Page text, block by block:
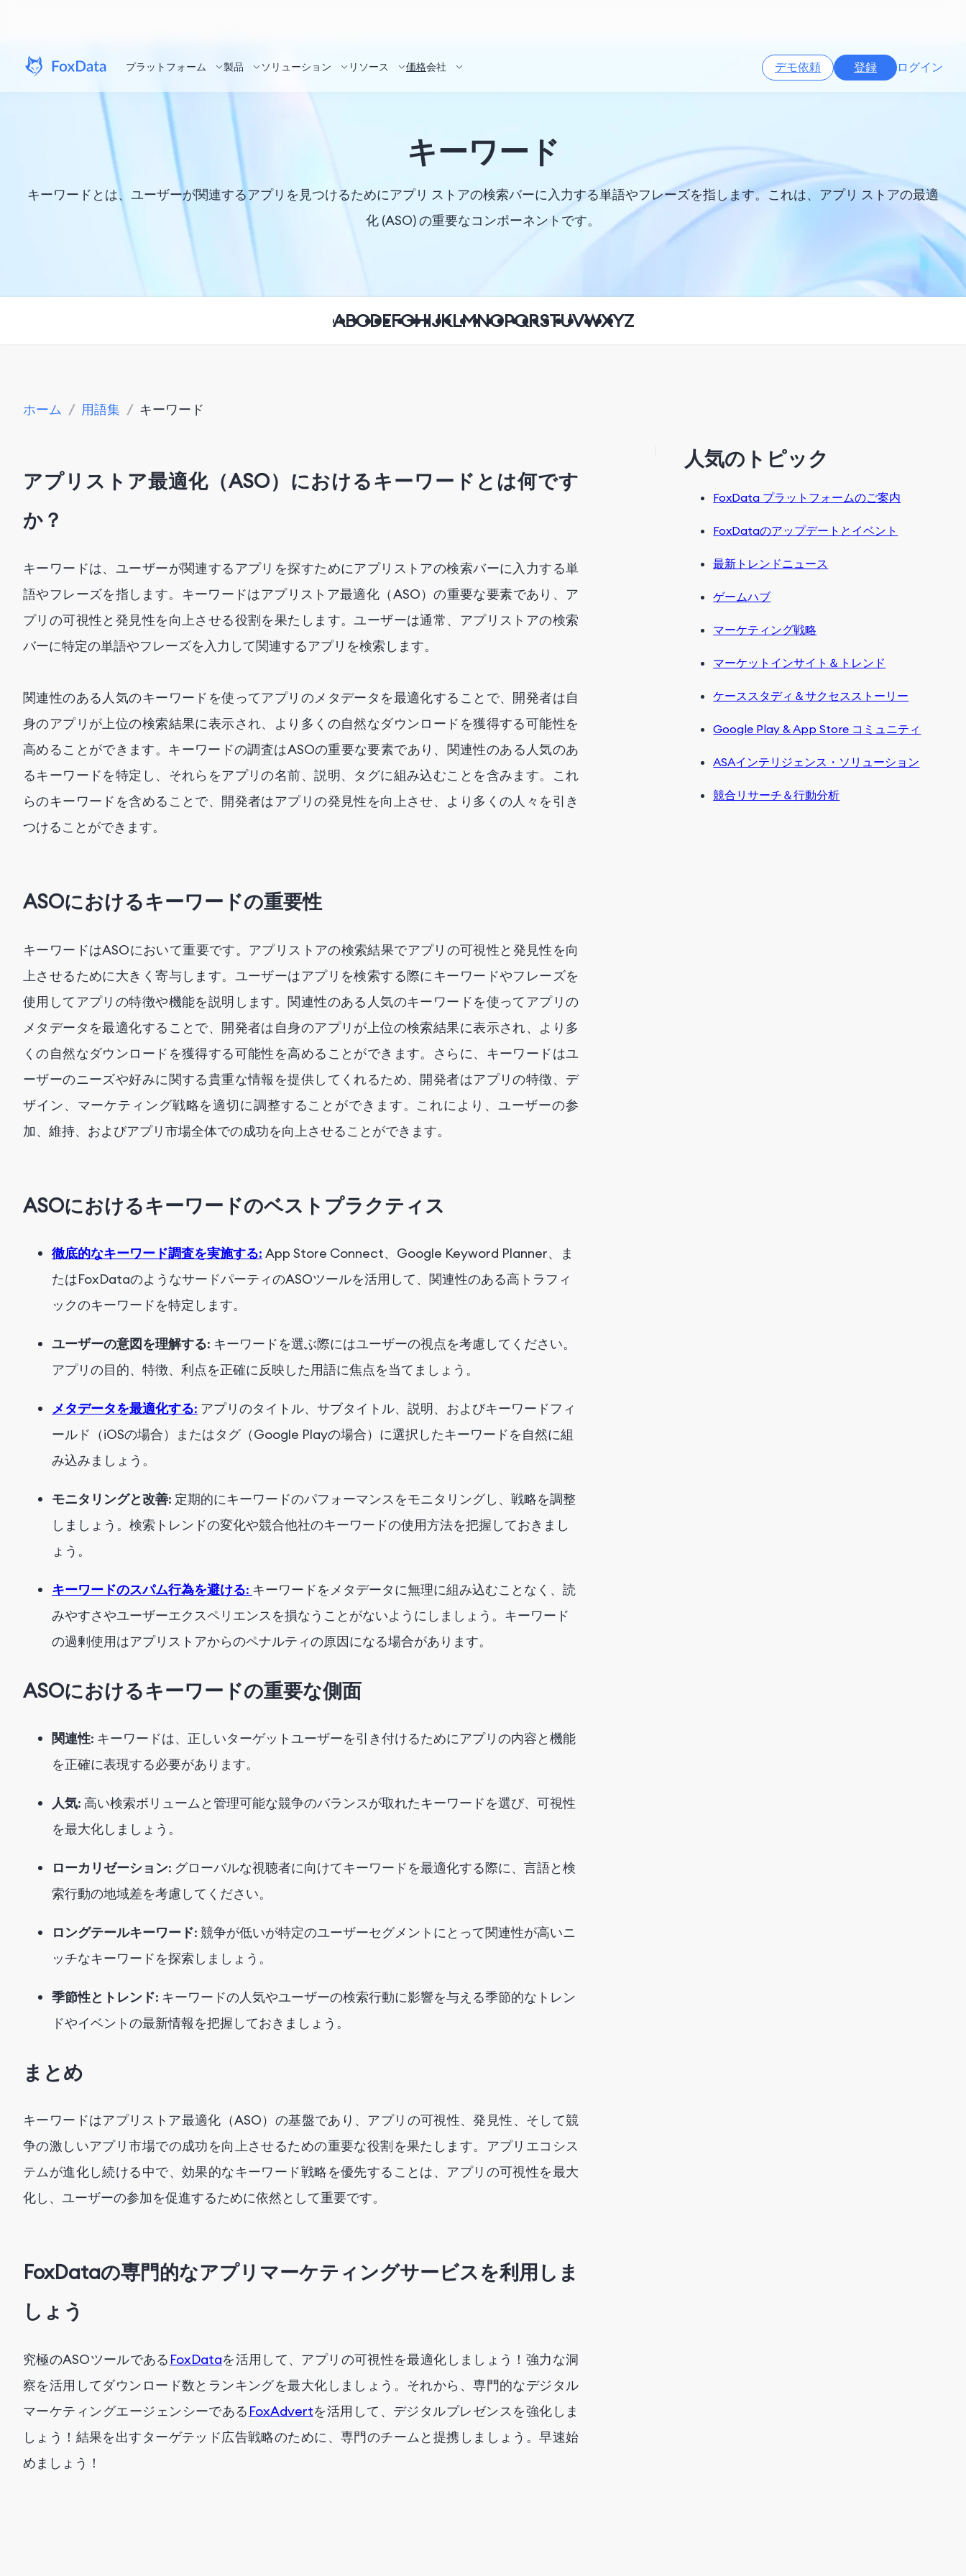
プラットフォーム 製品 ソリューション リソース 価格会社 デモ依頼 登録 ログイン
キーワード
キーワードとは、ユーザーが関連するアプリを見つけるためにアプリ ストアの検索バーに入力する単語やフレーズを指します。これは、アプリ ストアの最適
化 (ASO) の重要なコンポーネントです。
ABCDEFGHIJKLMNOPQRSTUVWXYZ
ホーム / 用語集 / キーワード
アプリストア最適化（ASO）におけるキーワードとは何です
か？
キーワードは、ユーザーが関連するアプリを探すためにアプリストアの検索バーに入力する単
語やフレーズを指します。キーワードはアプリストア最適化（ASO）の重要な要素であり、ア
プリの可視性と発見性を向上させる役割を果たします。ユーザーは通常、アプリストアの検索
バーに特定の単語やフレーズを入力して関連するアプリを検索します。
関連性のある人気のキーワードを使ってアプリのメタデータを最適化することで、開発者は自
身のアプリが上位の検索結果に表示され、より多くの自然なダウンロードを獲得する可能性を
高めることができます。キーワードの調査はASOの重要な要素であり、関連性のある人気のあ
るキーワードを特定し、それらをアプリの名前、説明、タグに組み込むことを含みます。これ
らのキーワードを含めることで、開発者はアプリの発見性を向上させ、より多くの人々を引き
つけることができます。
ASOにおけるキーワードの重要性
キーワードはASOにおいて重要です。アプリストアの検索結果でアプリの可視性と発見性を向
上させるために大きく寄与します。ユーザーはアプリを検索する際にキーワードやフレーズを
使用してアプリの特徴や機能を説明します。関連性のある人気のキーワードを使ってアプリの
メタデータを最適化することで、開発者は自身のアプリが上位の検索結果に表示され、より多
くの自然なダウンロードを獲得する可能性を高めることができます。さらに、キーワードはユ
ーザーのニーズや好みに関する貴重な情報を提供してくれるため、開発者はアプリの特徴、デ
ザイン、マーケティング戦略を適切に調整することができます。これにより、ユーザーの参
加、維持、およびアプリ市場全体での成功を向上させることができます。
ASOにおけるキーワードのベストプラクティス
徹底的なキーワード調査を実施する: App Store Connect、Google Keyword Planner、ま
たはFoxDataのようなサードパーティのASOツールを活用して、関連性のある高トラフィ
ックのキーワードを特定します。
ユーザーの意図を理解する: キーワードを選ぶ際にはユーザーの視点を考慮してください。
アプリの目的、特徴、利点を正確に反映した用語に焦点を当てましょう。
メタデータを最適化する: アプリのタイトル、サブタイトル、説明、およびキーワードフィ
ールド（iOSの場合）またはタグ（Google Playの場合）に選択したキーワードを自然に組
み込みましょう。
モニタリングと改善: 定期的にキーワードのパフォーマンスをモニタリングし、戦略を調整
しましょう。検索トレンドの変化や競合他社のキーワードの使用方法を把握しておきまし
ょう。
キーワードのスパム行為を避ける: キーワードをメタデータに無理に組み込むことなく、読
みやすさやユーザーエクスペリエンスを損なうことがないようにしましょう。キーワード
の過剰使用はアプリストアからのペナルティの原因になる場合があります。
ASOにおけるキーワードの重要な側面
関連性: キーワードは、正しいターゲットユーザーを引き付けるためにアプリの内容と機能
を正確に表現する必要があります。
人気: 高い検索ボリュームと管理可能な競争のバランスが取れたキーワードを選び、可視性
を最大化しましょう。
ローカリゼーション: グローバルな視聴者に向けてキーワードを最適化する際に、言語と検
索行動の地域差を考慮してください。
ロングテールキーワード: 競争が低いが特定のユーザーセグメントにとって関連性が高いニ
ッチなキーワードを探索しましょう。
季節性とトレンド: キーワードの人気やユーザーの検索行動に影響を与える季節的なトレン
ドやイベントの最新情報を把握しておきましょう。
まとめ
キーワードはアプリストア最適化（ASO）の基盤であり、アプリの可視性、発見性、そして競
争の激しいアプリ市場での成功を向上させるための重要な役割を果たします。アプリエコシス
テムが進化し続ける中で、効果的なキーワード戦略を優先することは、アプリの可視性を最大
化し、ユーザーの参加を促進するために依然として重要です。
FoxDataの専門的なアプリマーケティングサービスを利用しま
しょう
究極のASOツールである FoxDataを活用して、アプリの可視性を最適化しましょう！強力な洞
察を活用してダウンロード数とランキングを最大化しましょう。それから、専門的なデジタル
マーケティングエージェンシーである FoxAdvertを活用して、デジタルプレゼンスを強化しま
しょう！結果を出すターゲテッド広告戦略のために、専門のチームと提携しましょう。早速始
めましょう！
人気のトピック
FoxData プラットフォームのご案内
FoxDataのアップデートとイベント
最新トレンドニュース
ゲームハブ
マーケティング戦略
マーケットインサイト＆トレンド
ケーススタディ＆サクセスストーリー
Google Play & App Store コミュニティ
ASAインテリジェンス・ソリューション
競合リサーチ＆行動分析